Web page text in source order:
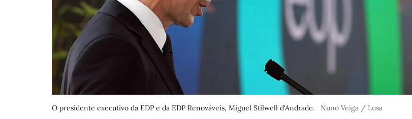
O presidente executivo da EDP e da EDP Renováveis, Miguel Stilwell d'Andrade. Nuno Veiga / Lusa